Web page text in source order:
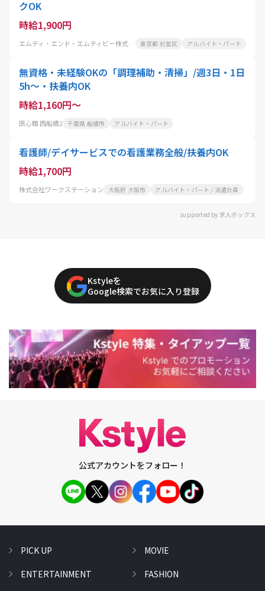
クOK
時給1,900円
エムティ・エンド・エムティビー株式会社 東京都 杉並区 アルバイト・パート
無資格・未経験OKの「調理補助・清掃」/週3日・1日
5h〜・扶養内OK
時給1,160円～
医心館 西船橋2 千葉県 船橋市 アルバイト・パート
看護師/デイサービスでの看護業務全般/扶養内OK
時給1,700円
株式会社ワークステーション 大阪府 大阪市 アルバイト・パート / 派遣社員
supported by 求人ボックス
Kstyleを
Google検索でお気に入り登録
公式アカウントをフォロー！
PICK UP
ENTERTAINMENT
MOVIE
FASHION